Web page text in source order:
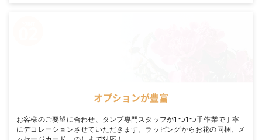
オプションが豊富
お客様のご要望に合わせ、タンプ専門スタッフが1つ1つ手作業で丁寧
にデコレーションさせていただきます。ラッピングからお花の同梱、メ